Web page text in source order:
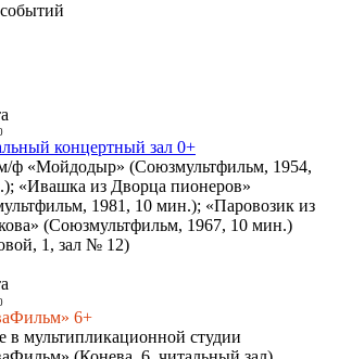
концертный зал 0+
ф «Мойдодыр» (Союзмультфильм, 1954,
«Ивашка из Дворца пионеров»
1981, 10 мин.); «Паровозик из
(Союзмультфильм, 1967, 10 мин.)
1, зал № 12)
6+
в мультипликационной студии